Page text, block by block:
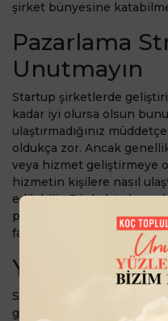
şirket bünyesine
Pazarlama
Unutmayın
Startup şirketlerde
kadar iyi olursa olsun
ulaştırmadığınız
oldukça zor. Ancak
veya hizmet geliştirmeye
hizmetin kişilere nasıl
edilebilir. Böyle bir
pazarlama aşamasında
fayda var.
Yeni
Startup şirketleri genellikle
günümüz şartlarında yeni